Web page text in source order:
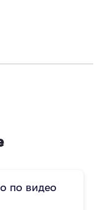
по видео